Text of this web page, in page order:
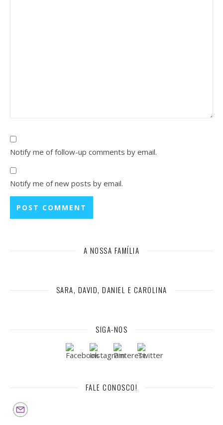
Notify me of follow-up comments by email.
Notify me of new posts by email.
A NOSSA FAMÍLIA
SARA, DAVID, DANIEL E CAROLINA
SIGA-NOS
FALE CONOSCO!